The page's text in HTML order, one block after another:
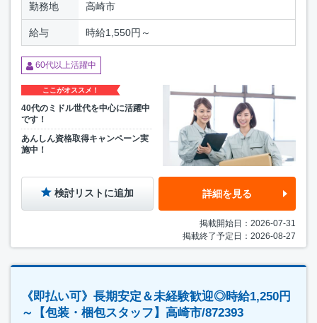
勤務地 高崎市
給与 時給1,550円～
60代以上活躍中
ここがオススメ！
40代のミドル世代を中心に活躍中
です！
あんしん資格取得キャンペーン実
施中！
検討リストに追加 詳細を見る
掲載開始日：2026-07-31
掲載終了予定日：2026-08-27
《即払い可》長期安定＆未経験歓迎◎時給1,250円
～【包装・梱包スタッフ】高崎市/872393